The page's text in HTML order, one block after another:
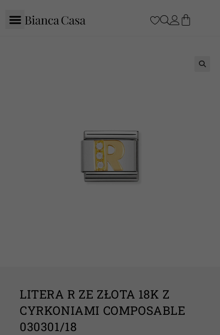
LITERA R ZE ZŁOTA 18K Z
CYRKONIAMI COMPOSABLE
030301/18